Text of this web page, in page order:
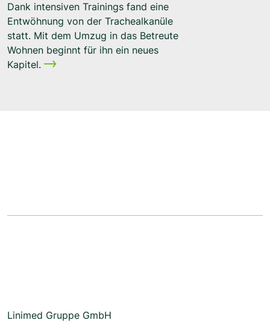
Dank intensiven Trainings fand eine
Entwöhnung von der Trachealkanüle
statt. Mit dem Umzug in das Betreute
Wohnen beginnt für ihn ein neues
Kapitel.
Linimed Gruppe GmbH